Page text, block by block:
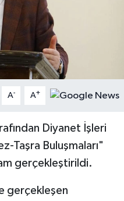
A- A+
Diyanet İşleri
Taşra Buluşmaları"
gerçekleştirildi.
gerçekleşen